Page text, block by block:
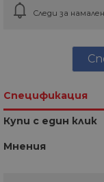
Следи за
Спецификация
Купи с един клик
Мнения